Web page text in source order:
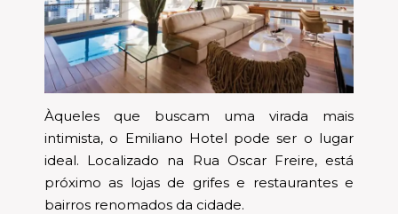
Àqueles que buscam uma virada mais
intimista, o Emiliano Hotel pode ser o lugar
ideal. Localizado na Rua Oscar Freire, está
próximo as lojas de grifes e restaurantes e
bairros renomados da cidade.